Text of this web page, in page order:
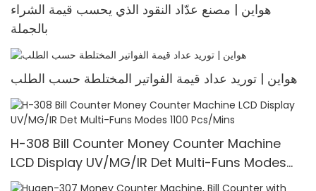
هواين | مصنع عدّاد النقود الذي يحسب قيمة الشراء
بالجملة
هواين | توريد عداد قيمة الفواتير المختلطة حسب الطلب
H-308 Bill Counter Money Counter Machine
LCD Display UV/MG/IR Det Multi-Funs Modes
1100 Pcs/Mins